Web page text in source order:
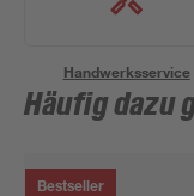
Handwerksservice
Häufig dazu
Bestseller